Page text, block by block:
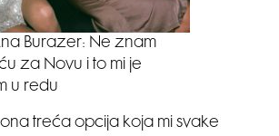
Burazer: Ne znam
za Novu i to mi je
u redu
treća opcija koja mi svake